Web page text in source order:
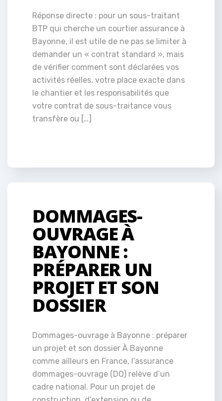
Réponse directe : pour un sous-traitant
BTP qui cherche un courtier assurance à
Bayonne, il est utile de ne pas se limiter à
demander un « contrat standard », mais
de vérifier comment sont déclarées vos
activités réelles, votre place exacte dans
le chantier et les responsabilités que
votre contrat de sous-traitance vous
transfère ou […]
DOMMAGES-
OUVRAGE À
BAYONNE :
PRÉPARER UN
PROJET ET SON
DOSSIER
Dommages-ouvrage à Bayonne : préparer
un projet et son dossier À Bayonne
comme ailleurs en France, l’assurance
dommages-ouvrage (DO) relève d’un
cadre national. Pour un projet de